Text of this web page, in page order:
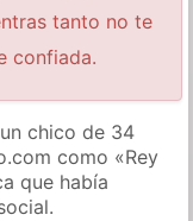
tanto no te
confiada.
chico de 34
como «Rey
que había